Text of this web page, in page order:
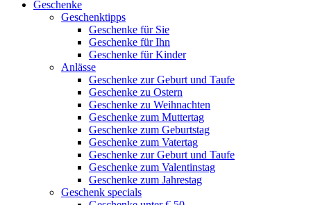
Geschenke
Geschenktipps
Geschenke für Sie
Geschenke für Ihn
Geschenke für Kinder
Anlässe
Geschenke zur Geburt und Taufe
Geschenke zu Ostern
Geschenke zu Weihnachten
Geschenke zum Muttertag
Geschenke zum Geburtstag
Geschenke zum Vatertag
Geschenke zur Geburt und Taufe
Geschenke zum Valentinstag
Geschenke zum Jahrestag
Geschenk specials